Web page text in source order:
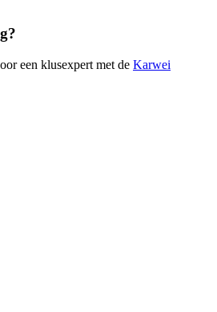
een klusexpert met de Karwei